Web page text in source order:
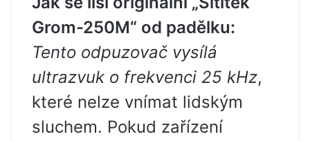
Grom-250M“ od padělku:
Tento odpuzovač vysílá
ultrazvuk o frekvenci 25 kHz,
které nelze vnímat lidským
sluchem. Pokud zařízení